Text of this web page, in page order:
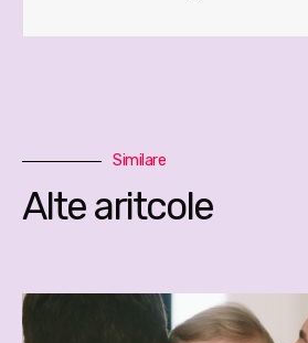
Similare
Alte aritcole